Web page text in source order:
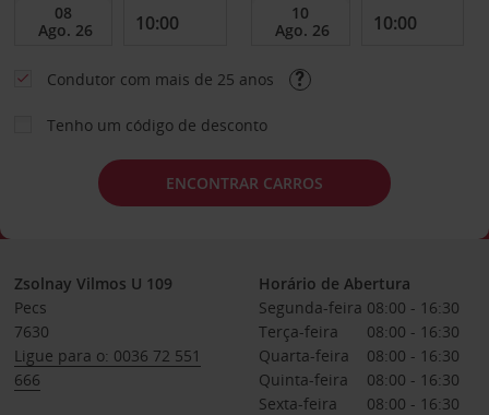
Condutor com mais de 25 anos
Tenho um código de desconto
ENCONTRAR CARROS
Zsolnay Vilmos U 109
Pecs
7630
Ligue para o: 0036 72 551
666
Horário de Abertura
Segunda-feira 08:00 - 16:30
Terça-feira
08:00 - 16:30
Quarta-feira
08:00 - 16:30
Quinta-feira
08:00 - 16:30
Sexta-feira
08:00 - 16:30